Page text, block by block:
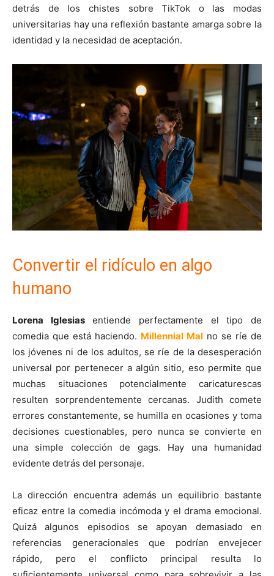
detrás de los chistes sobre TikTok o las modas
universitarias hay una reflexión bastante amarga sobre la
identidad y la necesidad de aceptación.
Convertir el ridículo en algo
humano
Lorena Iglesiasentiende perfectamente el tipo de
comedia que está haciendo. Millennial Mal no se ríe de
los jóvenes ni de los adultos, se ríe de la desesperación
universal por pertenecer a algún sitio, eso permite que
muchas situaciones potencialmente caricaturescas
resulten sorprendentemente cercanas. Judith comete
errores constantemente, se humilla en ocasiones y toma
decisiones cuestionables, pero nunca se convierte en
una simple colección de gags. Hay una humanidad
evidente detrás del personaje.
La dirección encuentra además un equilibrio bastante
eficaz entre la comedia incómoda y el drama emocional.
Quizá algunos episodios se apoyan demasiado en
referencias generacionales que podrían envejecer
rápido, pero el conflicto principal resulta lo